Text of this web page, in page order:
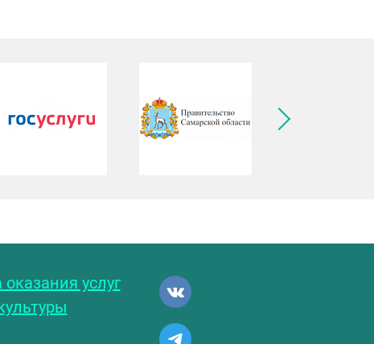
Следующее изображение
услуг